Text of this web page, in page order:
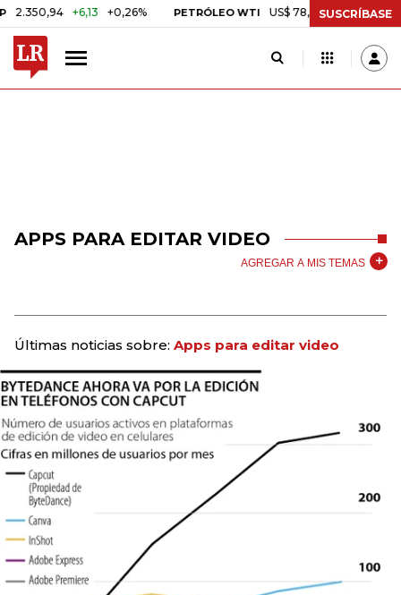
+6,13 +0,26% PETRÓLEO WTI US$ 78,01 US$ 2,92 +3,89%
SUSCRÍBASE
APPS PARA EDITAR VIDEO
AGREGAR A MIS TEMAS
Últimas noticias sobre: Apps para editar video